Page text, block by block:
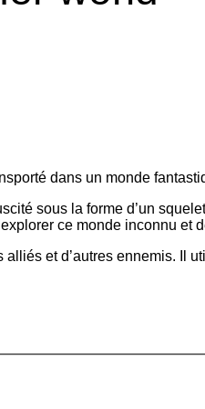
dans un monde
sous la forme d’un
ce monde inconnu et
et d’autres ennemis. Il